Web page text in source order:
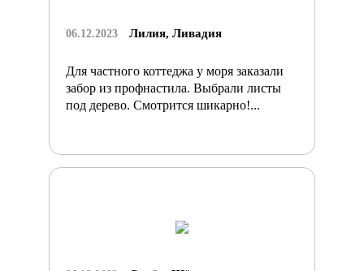
06.12.2023 Лилия, Ливадия
Для частного коттеджа у моря заказали
забор из профнастила. Выбрали листы
под дерево. Смотрится шикарно!...